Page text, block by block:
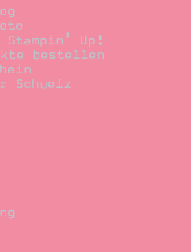
Up!
bestellen
Schweiz